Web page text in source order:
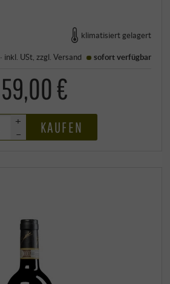
klimatisiert gelagert
· inkl. USt, zzgl.Versand sofort verfügbar
59,00 €
+
–
KAUFEN